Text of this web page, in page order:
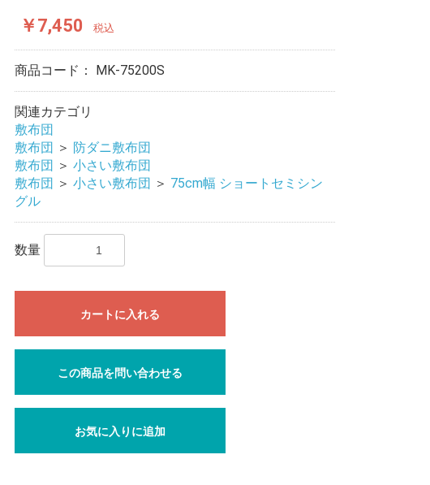
￥7,450 税込
商品コード： MK-75200S
関連カテゴリ
敷布団
敷布団 ＞ 防ダニ敷布団
敷布団 ＞ 小さい敷布団
敷布団 ＞ 小さい敷布団 ＞ 75cm幅 ショートセミシン
グル
数量
カートに入れる
この商品を問い合わせる
お気に入りに追加